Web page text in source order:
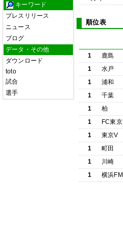
キーワード
プレスリリース
ニュース
ブログ
データ・その他
ダウンロード
toto
試合
選手
順位表
1 鹿島
1
水戸
1
浦和
1
千葉
1
柏
1
FC東京
1
東京V
1
町田
1
川崎
1
横浜FM